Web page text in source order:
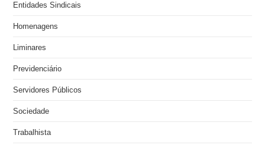
Entidades Sindicais
Homenagens
Liminares
Previdenciário
Servidores Públicos
Sociedade
Trabalhista